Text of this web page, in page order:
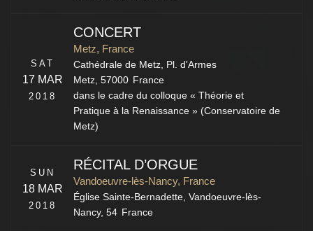
SAT
17 MAR
2018
CONCERT
Metz, France
Cathédrale de Metz, Pl. d'Armes
Metz, 57000 France
dans le cadre du colloque « Théorie et
Pratique à la Renaissance » (Conservatoire de
Metz)
SUN
18 MAR
2018
RÉCITAL D’ORGUE
Vandoeuvre-lès-Nancy, France
Église Sainte-Bernadette,Vandoeuvre-lès-
Nancy, 54 France